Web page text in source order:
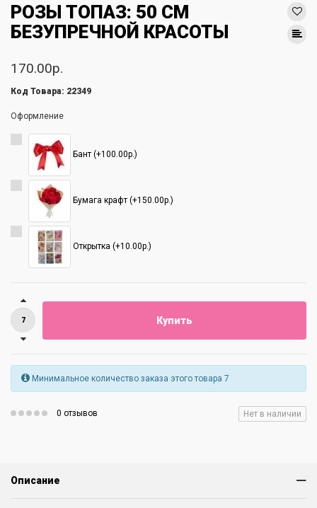
РОЗЫ ТОПАЗ: 50 СМ
БЕЗУПРЕЧНОЙ КРАСОТЫ
170.00р.
Код Товара: 22349
Оформление
Бант (+100.00р.)
Бумага крафт (+150.00р.)
Открытка (+10.00р.)
Купить
Минимальное количество заказа этого товара 7
0 отзывов Нет в наличии
Описание